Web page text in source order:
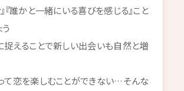
『誰かと一緒にいる喜びを感じる』こと
捉えることで新しい出会いも自然と増
て恋を楽しむことができない…そんな